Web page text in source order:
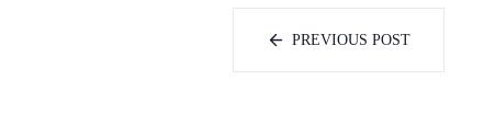
PREVIOUS POST